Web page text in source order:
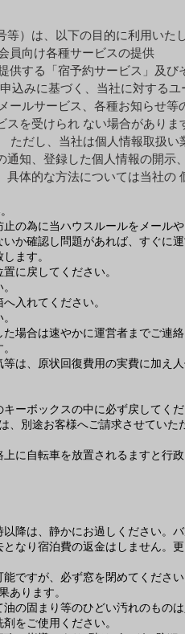
）は、以下の目的に利用いたし
員向け各種サービスの提供
供する「宿予約サービス」及
込みに基づく、当社に対する
ールサービス、各種お知らせ
スを受けられ ない場合があり
ただし、当社は個人情報取扱
知、登録した個人情報の開
具体的な方法については当社の
の為に当ハウスルールをメールや
か確認し問題があれば、すぐに
ます。
に戻してください。
入れてください。
場合は速やかに運営者までご連
は、原状回復費用の実費に加え
ーボックスの中に必ず戻してく
、別途お客様へご請求させていた
に自転車を放置されるますと行
降は、静かにお過しください。
なり宿泊費の返金はしません。
ですが、必ず窓を閉めてくださ
あります。
の固まり等のひどい汚れのもの
をご使用ください。